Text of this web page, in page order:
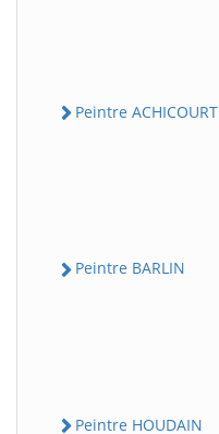
Peintre ACHICOURT
Peintre BARLIN
Peintre HOUDAIN